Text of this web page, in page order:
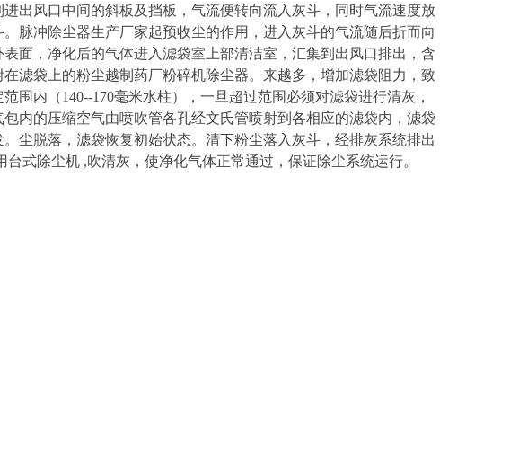
出风口中间的斜板及挡板，气流便转向流入灰斗，同时气流速度放
脉冲除尘器生产厂家起预收尘的作用，进入灰斗的气流随后折而向
面，净化后的气体进入滤袋室上部清洁室，汇集到出风口排出，含
滤袋上的粉尘越制药厂粉碎机除尘器。来越多，增加滤袋阻力，致
围内（140--170毫米水柱），一旦超过范围必须对滤袋进行清灰，
内的压缩空气由喷吹管各孔经文氏管喷射到各相应的滤袋内，滤袋
尘脱落，滤袋恢复初始状态。清下粉尘落入灰斗，经排灰系统排出
式除尘机 ,吹清灰，使净化气体正常通过，保证除尘系统运行。